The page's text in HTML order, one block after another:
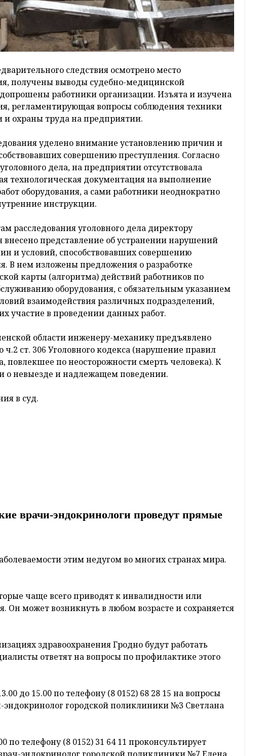
следствия осмотрено место
получены выводы судебно-медицинской
работники организации. Изъята и изучена
регламентирующая вопросы соблюдения техники
и охраны труда на предприятии.
уделено внимание установлению причин и
совершению преступления. Согласно
дела, на предприятии отсутствовала
технологическая документация на выполнение
оборудования, а сами работники неоднократно
инструкции.
расследования уголовного дела директору
внесено представление об устранении нарушений
и условий, способствовавших совершению
В нем изложены предложения о разработке
карты (алгоритма) действий работников по
оборудования, с обязательным указанием
взаимодействия различных подразделений,
участие в проведении данных работ.
области инженеру-механику предъявлено
ч.2 ст. 306 Уголовного кодекса (нарушение правил
повлекшее по неосторожности смерть человека). К
о невыезде и надлежащем поведении.
в суд.
врачи-эндокринологи проведут прямые